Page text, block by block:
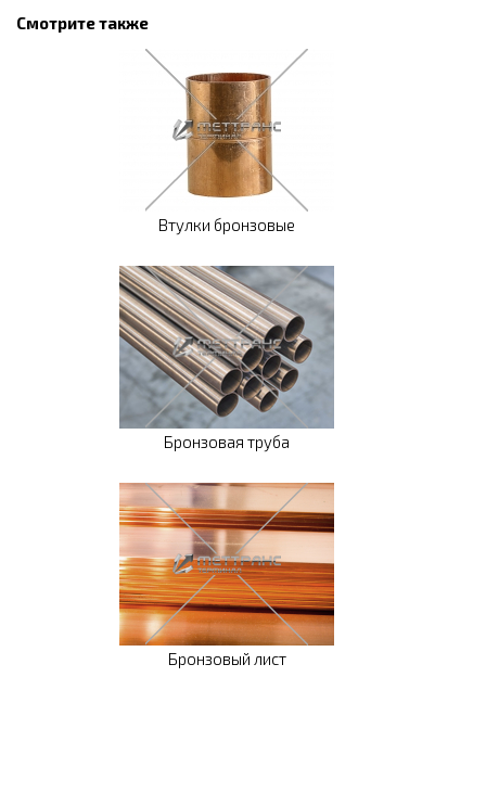
Смотрите также
Втулки бронзовые
Бронзовая труба
Бронзовый лист